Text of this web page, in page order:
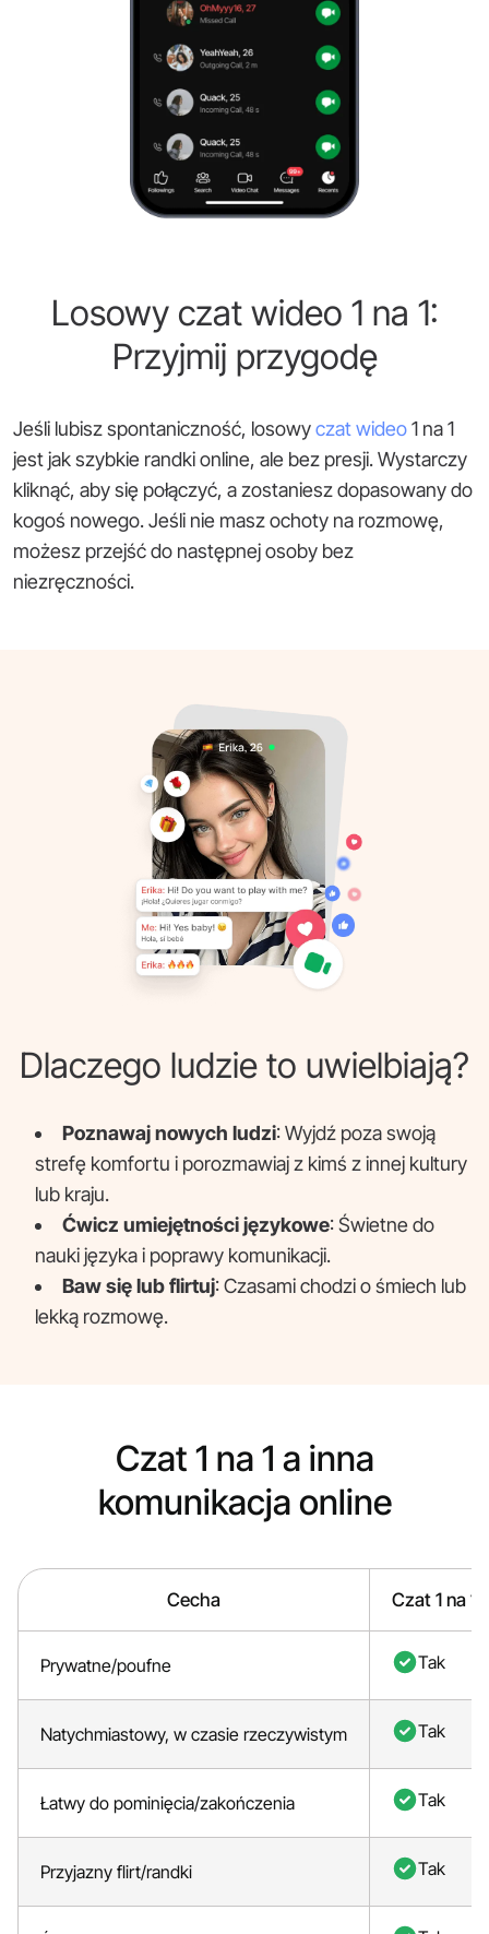
Losowy czat wideo 1 na 1:
Przyjmij przygodę
Jeśli lubisz spontaniczność, losowyczat wideo1 na 1
jest jak szybkie randki online, ale bez presji. Wystarczy
kliknąć, aby się połączyć, a zostaniesz dopasowany do
kogoś nowego. Jeśli nie masz ochoty na rozmowę,
możesz przejść do następnej osoby bez
niezręczności.
Dlaczego ludzie to uwielbiają?
Poznawaj nowych ludzi: Wyjdź poza swoją
strefę komfortu i porozmawiaj z kimś z innej kultury
lub kraju.
Ćwicz umiejętności językowe: Świetne do
nauki języka i poprawy komunikacji.
Baw się lub flirtuj: Czasami chodzi o śmiech lub
lekką rozmowę.
Czat 1 na 1 a inna
komunikacja online
Cecha Czat 1 na 1
Prywatne/poufne Tak
Natychmiastowy, w czasie rzeczywistym Tak
Łatwy do pominięcia/zakończenia Tak
Przyjazny flirt/randki Tak